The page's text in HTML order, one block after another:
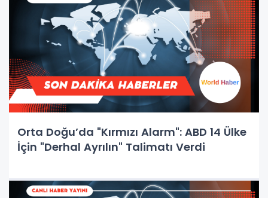
Orta Doğu’da "Kırmızı Alarm": ABD 14 Ülke
İçin "Derhal Ayrılın" Talimatı Verdi